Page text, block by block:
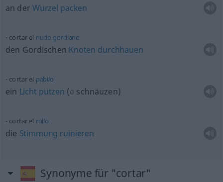
an der Wurzel packen
cortar el nudo gordiano
den Gordischen Knoten durchhauen
cortar el pábilo
ein Licht putzen (o schnäuzen)
cortar el rollo
die Stimmung ruinieren
Synonyme für "cortar"